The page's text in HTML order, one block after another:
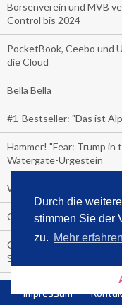
Durch die
stimmen Sie der
zu. Mehr erfahren
Börsenverein und MVB
Control bis 2024
PocketBook, Ceebo und
die Cloud
Bella Bella
#1-Bestseller: "Das ist
Hammer! "Fear: Trump in
Watergate-Urgestein
Wie alt sind die TV-
Geisterfahrer auf
Gegen Einsamkeit:
Stunden TV
Impressum